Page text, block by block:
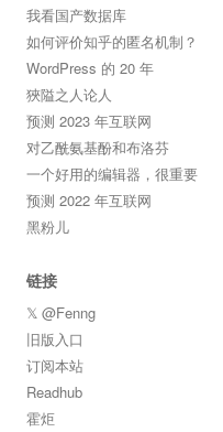
我看国产数据库
如何评价知乎的匿名机制？
WordPress 的 20 年
狹隘之人论人
预测 2023 年互联网
对乙酰氨基酚和布洛芬
一个好用的编辑器，很重要
预测 2022 年互联网
黑粉儿
链接
𝕏 @Fenng
旧版入口
订阅本站
Readhub
霍炬